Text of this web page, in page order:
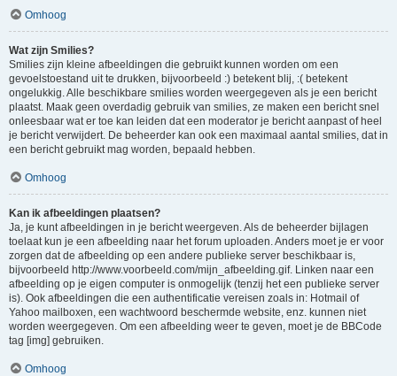
Omhoog
Wat zijn Smilies?
Smilies zijn kleine afbeeldingen die gebruikt kunnen worden om een
gevoelstoestand uit te drukken, bijvoorbeeld :) betekent blij, :( betekent
ongelukkig. Alle beschikbare smilies worden weergegeven als je een bericht
plaatst. Maak geen overdadig gebruik van smilies, ze maken een bericht snel
onleesbaar wat er toe kan leiden dat een moderator je bericht aanpast of heel
je bericht verwijdert. De beheerder kan ook een maximaal aantal smilies, dat in
een bericht gebruikt mag worden, bepaald hebben.
Omhoog
Kan ik afbeeldingen plaatsen?
Ja, je kunt afbeeldingen in je bericht weergeven. Als de beheerder bijlagen
toelaat kun je een afbeelding naar het forum uploaden. Anders moet je er voor
zorgen dat de afbeelding op een andere publieke server beschikbaar is,
bijvoorbeeld http://www.voorbeeld.com/mijn_afbeelding.gif. Linken naar een
afbeelding op je eigen computer is onmogelijk (tenzij het een publieke server
is). Ook afbeeldingen die een authentificatie vereisen zoals in: Hotmail of
Yahoo mailboxen, een wachtwoord beschermde website, enz. kunnen niet
worden weergegeven. Om een afbeelding weer te geven, moet je de BBCode
tag [img] gebruiken.
Omhoog